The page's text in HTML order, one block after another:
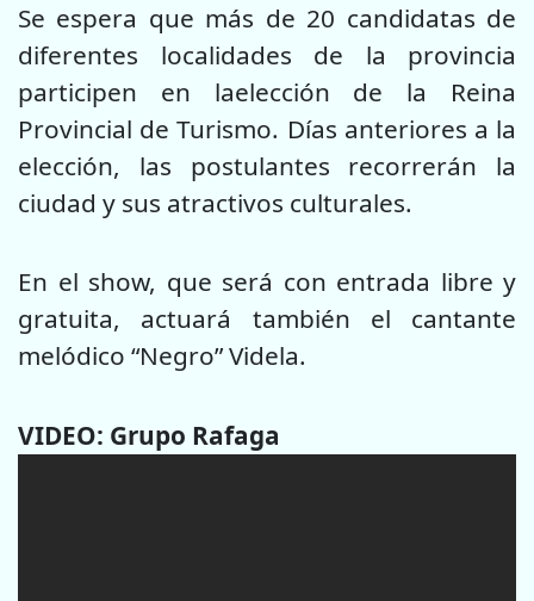
Se espera que más de 20 candidatas de
diferentes localidades de la provincia
participen en laelección de la Reina
Provincial de Turismo. Días anteriores a la
elección, las postulantes recorrerán la
ciudad y sus atractivos culturales.
En el show, que será con entrada libre y
gratuita, actuará también el cantante
melódico “Negro” Videla.
VIDEO: Grupo Rafaga